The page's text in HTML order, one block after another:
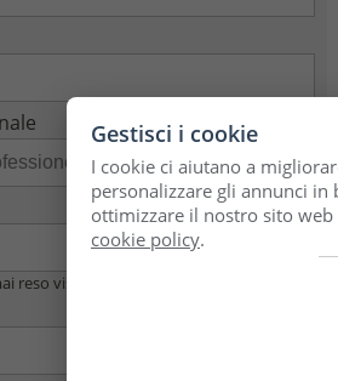
reso visibile
Gestisci i cookie
I cookie ci aiutano a
personalizzare gli annunci in
ottimizzare il nostro sito
cookie policy.